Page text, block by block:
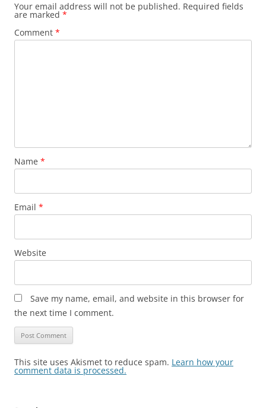
Your email address will not be published. Required fields
are marked *
Comment *
Name *
Email *
Website
Save my name, email, and website in this browser for
the next time I comment.
This site uses Akismet to reduce spam. Learn how your
comment data is processed.